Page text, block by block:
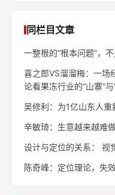
同栏目文章
一整根的“根本问题”，
喜之郎VS溜溜梅：一
论看果冻行业的“山寨”与
吴修利：为1亿山东人
辛敏琦：生意越来越难
设计与定位的关系： 视
陈奇峰：定位理论，失